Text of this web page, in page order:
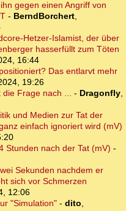
gegen einen Angriff von
- BerndBorchert,
Hetzer-Islamist, der über
hasserfüllt zum Töten
16:44
Das entlarvt mehr
19:26
die Frage nach ... - Dragonfly,
und Medien zur Tat der
einfach ignoriert wird (mV)
Stunden nach der Tat (mV) -
Sekunden nachdem er
sich vor Schmerzen
12:06
"Simulation"- dito,